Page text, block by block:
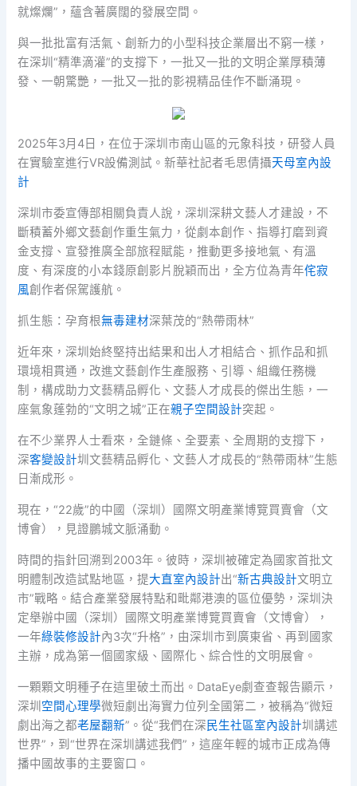
就燦爛”，蘊含著廣闊的發展空間。
與一批批富有活氣、創新力的小型科技企業層出不窮一樣，
在深圳“精準滴灌”的支撐下，一批又一批的文明企業厚積薄
發、一朝驚艷，一批又一批的影視精品佳作不斷涌現。
2025年3月4日，在位于深圳市南山區的元象科技，研發人員
在實驗室進行VR設備測試。新華社記者毛思倩攝天母室內設
計
深圳市委宣傳部相關負責人說，深圳深耕文藝人才建設，不
斷積蓄外鄉文藝創作重生氣力，從劇本創作、指導打磨到資
金支撐、宣發推廣全部旅程賦能，推動更多接地氣、有溫
度、有深度的小本錢原創影片脫穎而出，全方位為青年侘寂
風創作者保駕護航。
抓生態：孕育根無毒建材深葉茂的“熱帶雨林”
近年來，深圳始終堅持出結果和出人才相結合、抓作品和抓
環境相貫通，改進文藝創作生產服務、引導、組織任務機
制，構成助力文藝精品孵化、文藝人才成長的傑出生態，一
座氣象蓬勃的“文明之城”正在親子空間設計突起。
在不少業界人士看來，全鏈條、全要素、全周期的支撐下，
深客變設計圳文藝精品孵化、文藝人才成長的“熱帶雨林”生態
日漸成形。
現在，“22歲”的中國（深圳）國際文明產業博覽買賣會（文
博會），見證鵬城文脈涌動。
時間的指針回溯到2003年。彼時，深圳被確定為國家首批文
明體制改造試點地區，提大直室內設計出“新古典設計文明立
市”戰略。結合產業發展特點和毗鄰港澳的區位優勢，深圳決
定舉辦中國（深圳）國際文明產業博覽買賣會（文博會），
一年綠裝修設計內3次“升格”，由深圳市到廣東省、再到國家
主辦，成為第一個國家級、國際化、綜合性的文明展會。
一顆顆文明種子在這里破土而出。DataEye劇查查報告顯示，
深圳 空間心理學微短劇出海實力位列全國第二，被稱為“微短
劇出海之都老屋翻新”。從“我們在深民生社區室內設計圳講述
世界”，到“世界在深圳講述我們”，這座年輕的城市正成為傳
播中國故事的主要窗口。